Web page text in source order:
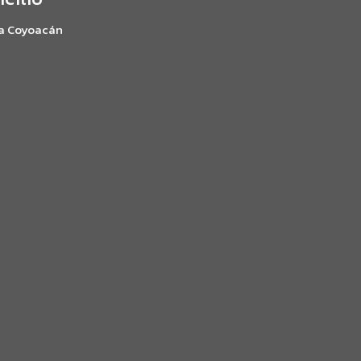
Coyoacán